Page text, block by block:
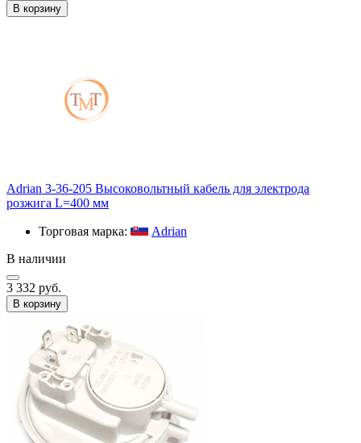
В корзину
Adrian 3-36-205 Высоковольтный кабель для электрода
розжига L=400 мм
Торговая марка:
Adrian
В наличии
3 332 руб.
В корзину